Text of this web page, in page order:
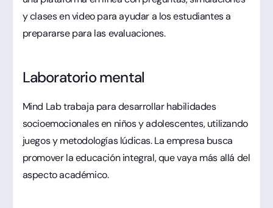
y clases en video para ayudar a los estudiantes a
prepararse para las evaluaciones.
Laboratorio mental
Mind Lab trabaja para desarrollar habilidades
socioemocionales en niños y adolescentes, utilizando
juegos y metodologías lúdicas. La empresa busca
promover la educación integral, que vaya más allá del
aspecto académico.